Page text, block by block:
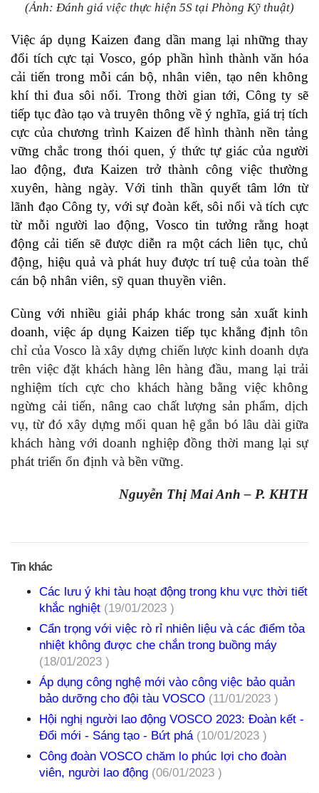
(Ảnh: Đánh giá việc thực hiện 5S tại Phòng Kỹ thuật)
Việc áp dụng Kaizen đang dần mang lại những thay
đổi tích cực tại Vosco, góp phần hình thành văn hóa
cải tiến trong mỗi cán bộ, nhân viên, tạo nên không
khí thi đua sôi nổi. Trong thời gian tới, Công ty sẽ
tiếp tục đào tạo và truyên thông về ý nghĩa, giá trị tích
cực của chương trình Kaizen để hình thành nền tảng
vững chắc trong thói quen, ý thức tự giác của người
lao động, đưa Kaizen trở thành công việc thường
xuyên, hàng ngày. Với tinh thần quyết tâm lớn từ
lãnh đạo Công ty, với sự đoàn kết, sôi nổi và tích cực
từ mỗi người lao động, Vosco tin tưởng rằng hoạt
động cải tiến sẽ được diễn ra một cách liên tục, chủ
động, hiệu quả và phát huy được trí tuệ của toàn thể
cán bộ nhân viên, sỹ quan thuyền viên.
Cùng với nhiều giải pháp khác trong sản xuất kinh
doanh, việc áp dụng Kaizen tiếp tục khẳng định tôn
chỉ của Vosco là xây dựng chiến lược kinh doanh dựa
trên việc đặt khách hàng lên hàng đầu, mang lại trải
nghiệm tích cực cho khách hàng bằng việc không
ngừng cải tiến, nâng cao chất lượng sản phẩm, dịch
vụ, từ đó xây dựng mối quan hệ gắn bó lâu dài giữa
khách hàng với doanh nghiệp đồng thời mang lại sự
phát triển ổn định và bền vững.
Nguyễn Thị Mai Anh – P. KHTH
Tin khác
Các lưu ý khi tàu hoạt động trong khu vực thời tiết
khắc nghiệt (19/01/2023 )
Cẩn trọng với việc rò rỉ nhiên liệu và các điểm tỏa
nhiệt không được che chắn trong buồng máy
(18/01/2023 )
Áp dụng công nghệ mới vào công việc bảo quản
bảo dưỡng cho đội tàu VOSCO (11/01/2023 )
Hội nghị người lao động VOSCO 2023: Đoàn kết -
Đổi mới - Sáng tạo - Bứt phá (10/01/2023 )
Công đoàn VOSCO chăm lo phúc lợi cho đoàn
viên, người lao động (06/01/2023 )